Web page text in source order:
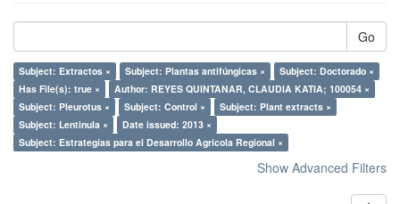
Go
Subject: Extractos × Subject: Plantas antifúngicas ×
Subject: Doctorado ×
Has File(s): true ×
Author: REYES QUINTANAR, CLAUDIA KATIA; 100054 ×
Subject: Pleurotus ×
Subject: Control ×
Subject: Plant extracts ×
Subject: Lentinula ×
Date issued: 2013 ×
Subject: Estrategías para el Desarrollo Agrícola Regional ×
Show Advanced Filters